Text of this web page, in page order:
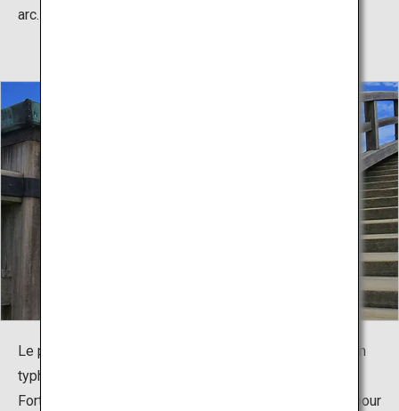
arc.
Le pont Kintaikyo original a été détruit et emporté par un
typhon en 1950.
Fort heureusement, les habitants d'Iwakuni ont œuvré pour